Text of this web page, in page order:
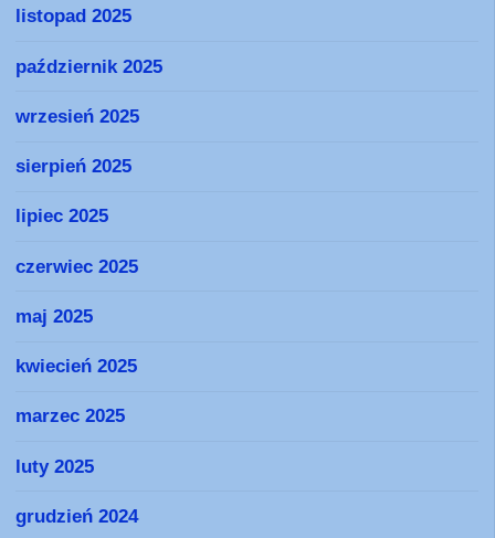
listopad 2025
październik 2025
wrzesień 2025
sierpień 2025
lipiec 2025
czerwiec 2025
maj 2025
kwiecień 2025
marzec 2025
luty 2025
grudzień 2024